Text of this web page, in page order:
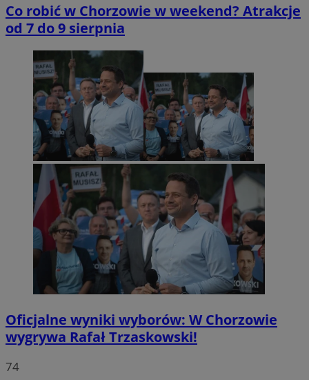
Co robić w Chorzowie w weekend? Atrakcje
od 7 do 9 sierpnia
Oficjalne wyniki wyborów: W Chorzowie
wygrywa Rafał Trzaskowski!
74